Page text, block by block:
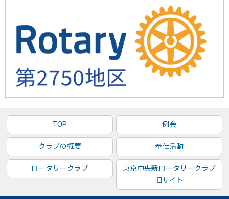
TOP 例会
クラブの概要 奉仕活動
ロータリークラブ
東京中央新ロータリークラブ
旧サイト